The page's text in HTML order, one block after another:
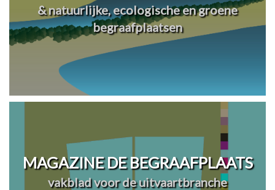
& natuurlijke, ecologische en groene
begraafplaatsen
MAGAZINE DE BEGRAAFPLAATS
vakblad voor de uitvaartbranche